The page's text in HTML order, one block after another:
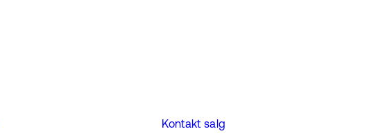
Kontakt salg